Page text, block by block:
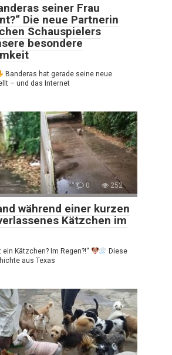
seiner Frau
Die neue Partnerin
Schauspielers
besondere
Banderas hat gerade seine neue
– und das Internet
0 252
während einer kurzen
Kätzchen im
Kätzchen? Im Regen?!“
Diese
aus Texas